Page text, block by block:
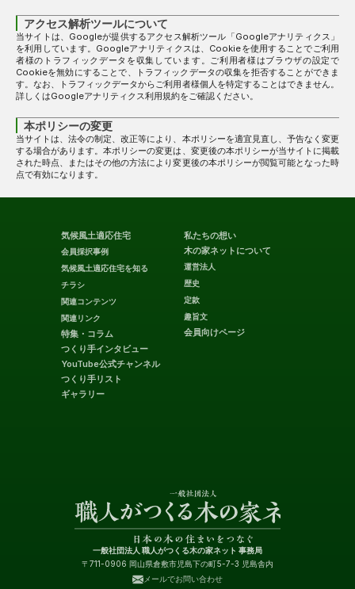
アクセス解析ツールについて
当サイトは、Googleが提供するアクセス解析ツール「Googleアナリティクス」
を利用しています。Googleアナリティクスは、Cookieを使用することでご利用
者様のトラフィックデータを収集しています。ご利用者様はブラウザの設定で
Cookieを無効にすることで、トラフィックデータの収集を拒否することができま
す。なお、トラフィックデータからご利用者様個人を特定することはできません。
詳しくはGoogleアナリティクス利用規約をご確認ください。
本ポリシーの変更
当サイトは、法令の制定、改正等により、本ポリシーを適宜見直し、予告なく変更
する場合があります。本ポリシーの変更は、変更後の本ポリシーが当サイトに掲載
された時点、またはその他の方法により変更後の本ポリシーが閲覧可能となった時
点で有効になります。
一般社団法人 職人がつくる木の家ネット 事務局
〒711-0906 岡山県倉敷市児島下の町5-7-3 児島舎内
メールでお問い合わせ
特集・コラム
つくり手インタビュー
YouTube公式チャンネル
つくり手リスト
ギャラリー
気候風土適応住宅
会員採択事例
気候風土適応住宅を知る
チラシ
関連コンテンツ
関連リンク
私たちの想い
木の家ネットについて
運営法人
歴史
定款
趣旨文
会員向けページ